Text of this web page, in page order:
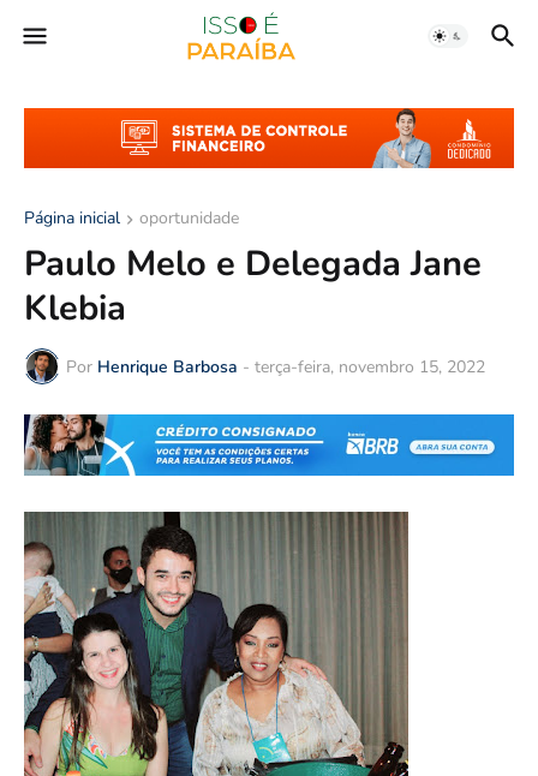
Página inicial oportunidade
Paulo Melo e Delegada Jane
Klebia
Por Henrique Barbosa - terça-feira, novembro 15, 2022